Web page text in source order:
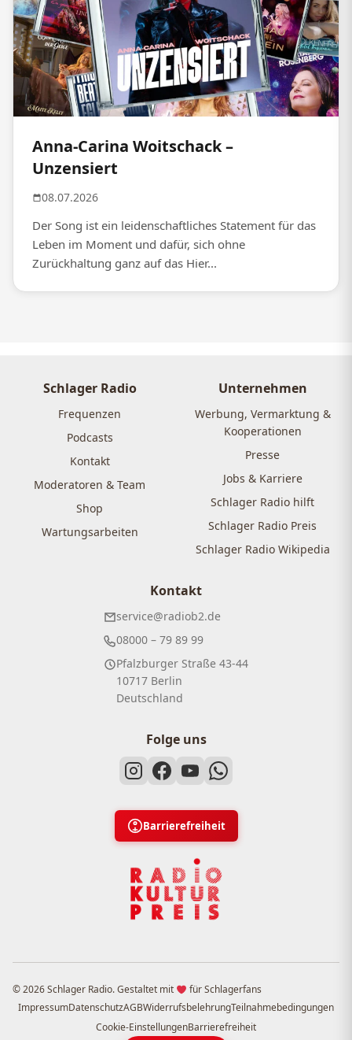
Anna-Carina Woitschack –
Unzensiert
08.07.2026
Der Song ist ein leidenschaftliches Statement für das
Leben im Moment und dafür, sich ohne
Zurückhaltung ganz auf das Hier...
Schlager Radio
Frequenzen
Podcasts
Kontakt
Moderatoren & Team
Shop
Wartungsarbeiten
Unternehmen
Werbung, Vermarktung &
Kooperationen
Presse
Jobs & Karriere
Schlager Radio hilft
Schlager Radio Preis
Schlager Radio Wikipedia
Kontakt
service@radiob2.de
08000 – 79 89 99
Pfalzburger Straße 43-44
10717 Berlin
Deutschland
Folge uns
Barrierefreiheit
© 2026 Schlager Radio. Gestaltet mit
für Schlagerfans
ImpressumDatenschutzAGBWiderrufsbelehrungTeilnahmebedingungen
Cookie-EinstellungenBarrierefreiheit